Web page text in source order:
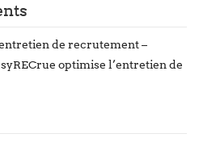
de recrutement –
optimise l’entretien de